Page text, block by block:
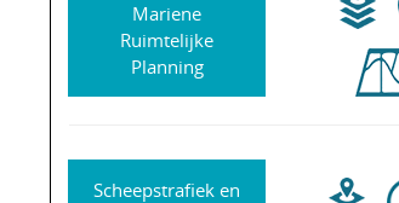
Mariene
Ruimtelijke
Planning
Scheepstrafiek en